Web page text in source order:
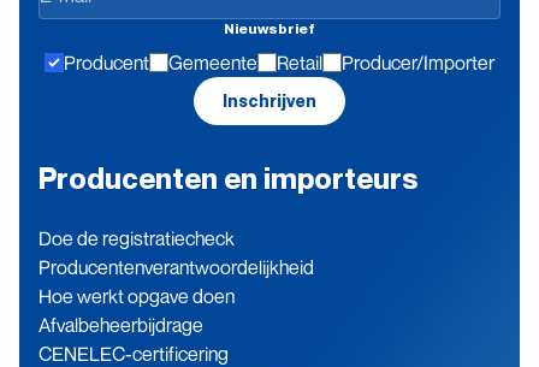
de
blijven
Nieuwsbrief
Producent Gemeente Retail Producer/Importer
Inschrijven
Producenten en importeurs
Doe de registratiecheck
Producenten­verantwoordelijkheid
Hoe werkt opgave doen
Afvalbeheerbijdrage
CENELEC-certificering